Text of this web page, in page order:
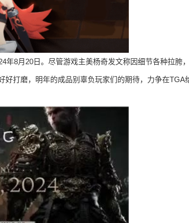
年8月20日。尽管游戏主美杨奇发文称因细节各种拉胯
打磨，明年的成品别辜负玩家们的期待，力争在TGA